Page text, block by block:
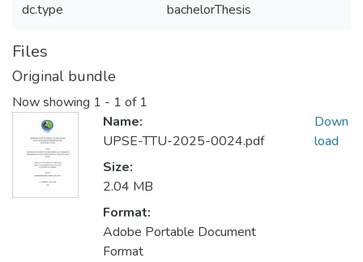
dc.type bachelorThesis
Files
Original bundle
Now showing 1 - 1 of 1
Name:
UPSE-TTU-2025-0024.pdf
Size:
2.04 MB
Format:
Adobe Portable Document
Format
Down
load